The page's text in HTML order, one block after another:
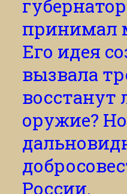
принимал
Его идея
вызвала
восстанут
оружие?
России.